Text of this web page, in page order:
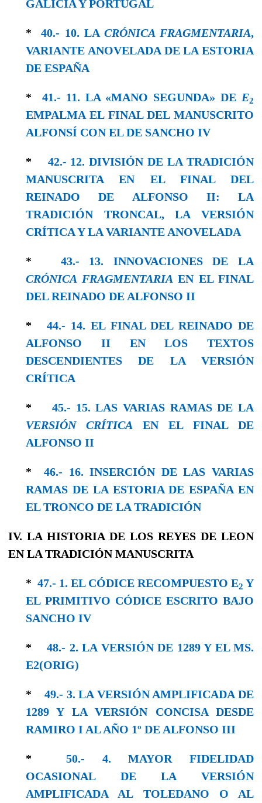
GALICIA Y PORTUGAL
*40.- 10. LA CRÓNICA FRAGMENTARIA,
VARIANTE ANOVELADA DE LA ESTORIA
DE ESPAÑA
* 41.- 11. LA «MANO SEGUNDA» DE E2
EMPALMA EL FINAL DEL MANUSCRITO
ALFONSÍ CON EL DE SANCHO IV
* 42.- 12. DIVISIÓN DE LA TRADICIÓN
MANUSCRITA EN EL FINAL DEL
REINADO DE ALFONSO II: LA
TRADICIÓN TRONCAL, LA VERSIÓN
CRÍTICA Y LA VARIANTE ANOVELADA
* 43.- 13. INNOVACIONES DE LA
CRÓNICA FRAGMENTARIA EN EL FINAL
DEL REINADO DE ALFONSO II
*44.- 14. EL FINAL DEL REINADO DE
ALFONSO II EN LOS TEXTOS
DESCENDIENTES DE LA VERSIÓN
CRÍTICA
* 45.- 15. LAS VARIAS RAMAS DE LA
VERSIÓN CRÍTICA EN EL FINAL DE
ALFONSO II
*46.- 16. INSERCIÓN DE LAS VARIAS
RAMAS DE LA ESTORIA DE ESPAÑA EN
EL TRONCO DE LA TRADICIÓN
IV. LA HISTORIA DE LOS REYES DE LEON
EN LA TRADICIÓN MANUSCRITA
* 47.- 1. EL CÓDICE RECOMPUESTO E2 Y
EL PRIMITIVO CÓDICE ESCRITO BAJO
SANCHO IV
* 48.- 2. LA VERSIÓN DE 1289 Y EL MS.
E2(ORIG)
*49.- 3. LA VERSIÓN AMPLIFICADA DE
1289 Y LA VERSIÓN CONCISA DESDE
RAMIRO I AL AÑO 1º DE ALFONSO III
*50.- 4. MAYOR FIDELIDAD
OCASIONAL DE LA VERSIÓN
AMPLIFICADA AL TOLEDANO O AL